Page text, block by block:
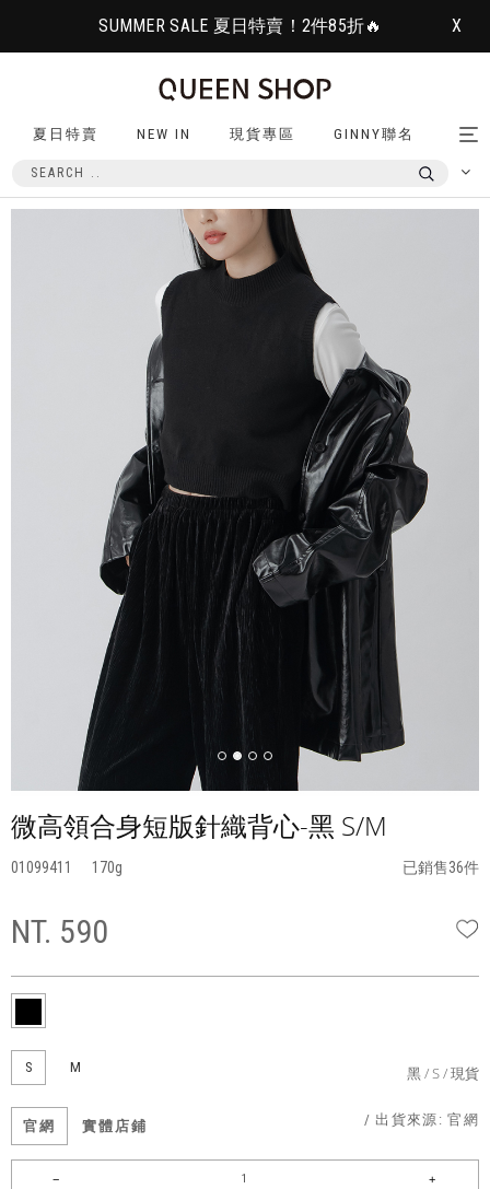
SUMMER SALE 夏日特賣！2件85折🔥 X
夏日特賣 NEW IN 現貨專區 GINNY聯名
微高領合身短版針織背心-黑 S/M
01099411 170 已銷售36件
NT. 590
S M 黑 S 現貨
官網 實體店鋪 / 出貨來源:官網